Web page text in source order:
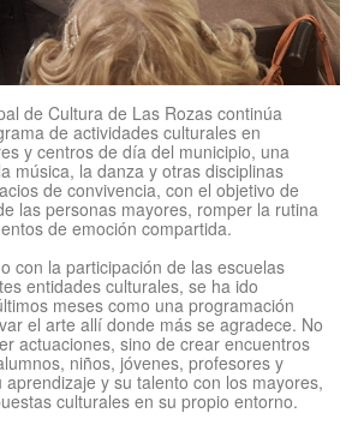
de Cultura de Las Rozas continúa
de actividades culturales en
y centros de día del municipio, una
música, la danza y otras disciplinas
de convivencia, con el objetivo de
las personas mayores, romper la rutina
de emoción compartida.
con la participación de las escuelas
entidades culturales, se ha ido
meses como una programación
el arte allí donde más se agradece. No
actuaciones, sino de crear encuentros
niños, jóvenes, profesores y
y su talento con los mayores,
culturales en su propio entorno.